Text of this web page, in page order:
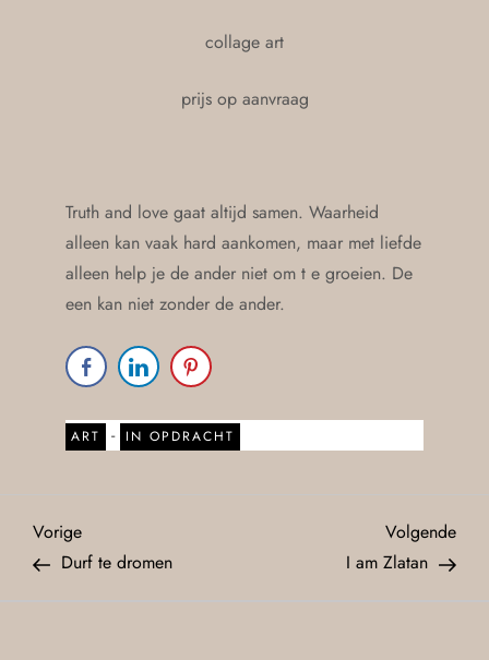
collage art
prijs op aanvraag
Truth and love gaat altijd samen. Waarheid
alleen kan vaak hard aankomen, maar met liefde
alleen help je de ander niet om t e groeien. De
een kan niet zonder de ander.
ART - IN OPDRACHT
Vorige
Durf te dromen
Volgende
I am Zlatan